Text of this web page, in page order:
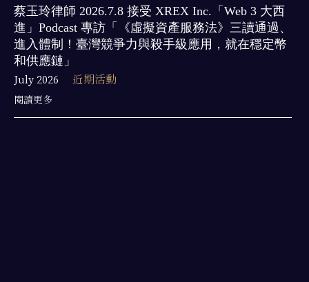
蔡玉玲律師 2026.7.8 接受 XREX Inc.「Web 3 大西
進」Podcast 專訪「《虛擬資產服務法》三讀通過、
進入體制！臺灣競爭力與殺手級應用，就在穩定幣
和供應鏈」
July 2026
近期活動
閱讀更多